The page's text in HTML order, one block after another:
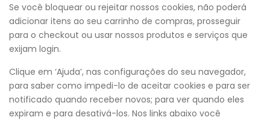
Se você bloquear ou rejeitar nossos cookies, não poderá
adicionar itens ao seu carrinho de compras, prosseguir
para o checkout ou usar nossos produtos e serviços que
exijam login.
Clique em ‘Ajuda’, nas configurações do seu navegador,
para saber como impedi-lo de aceitar cookies e para ser
notificado quando receber novos; para ver quando eles
expiram e para desativá-los. Nos links abaixo você